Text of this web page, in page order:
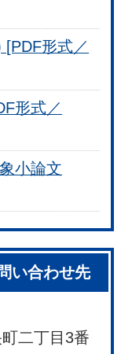
形式／
形式／
小論文
い合わせ先
二丁目3番